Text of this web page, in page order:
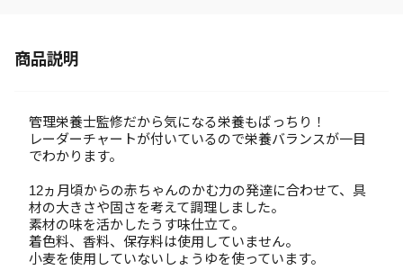
商品説明
管理栄養士監修だから気になる栄養もばっちり！
レーダーチャートが付いているので栄養バランスが一目
でわかります。
12ヵ月頃からの赤ちゃんのかむ力の発達に合わせて、具
材の大きさや固さを考えて調理しました。
素材の味を活かしたうす味仕立て。
着色料、香料、保存料は使用していません。
小麦を使用していないしょうゆを使っています。